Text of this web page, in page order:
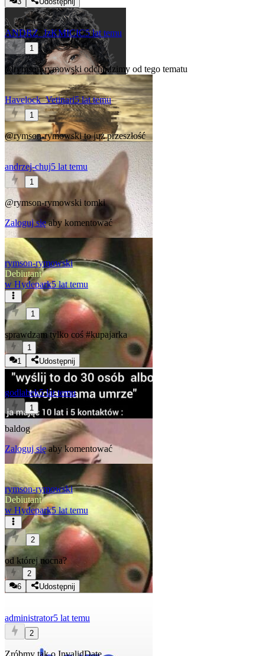
ANDRZ_JzKMICIC5 lat temu
1
@rymson-rymowski odchodzimy od tego tematu
Havelock_Vetinari5 lat temu
1
@rymson-rymowskito już przeszłość
andrzej-chuj5 lat temu
1
@rymson-rymowski tomki
Zaloguj sięaby komentować
rymson-rymowski
Debiutant
w Hydepark5 lat temu
1
sprawdzam tylko coś #kupajarka
1
1
Udostępnij
godlabek5 lat temu
1
baldog
Zaloguj sięaby komentować
rymson-rymowski
Debiutant
w Hydepark5 lat temu
2
od której nocna?
2
6
Udostępnij
administrator5 lat temu
2